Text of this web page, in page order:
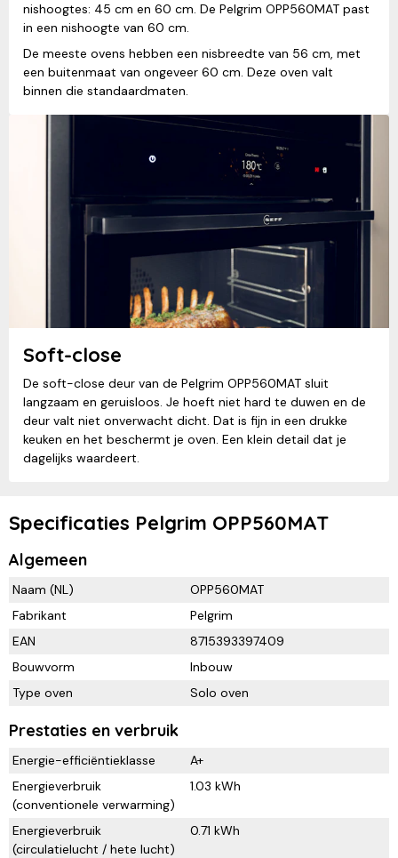
nishoogtes: 45 cm en 60 cm. De Pelgrim OPP560MAT past
in een nishoogte van 60 cm.
De meeste ovens hebben een nisbreedte van 56 cm, met
een buitenmaat van ongeveer 60 cm. Deze oven valt
binnen die standaardmaten.
Soft-close
De soft-close deur van de Pelgrim OPP560MAT sluit
langzaam en geruisloos. Je hoeft niet hard te duwen en de
deur valt niet onverwacht dicht. Dat is fijn in een drukke
keuken en het beschermt je oven. Een klein detail dat je
dagelijks waardeert.
Specificaties Pelgrim OPP560MAT
Algemeen
Naam (NL)
OPP560MAT
Fabrikant
Pelgrim
EAN
8715393397409
Bouwvorm
Inbouw
Type oven
Solo oven
Prestaties en verbruik
Energie-efficiëntieklasse
A+
Energieverbruik
(conventionele verwarming)
1.03 kWh
Energieverbruik
(circulatielucht / hete lucht)
0.71 kWh